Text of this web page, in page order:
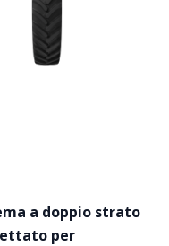
a doppio strato
per